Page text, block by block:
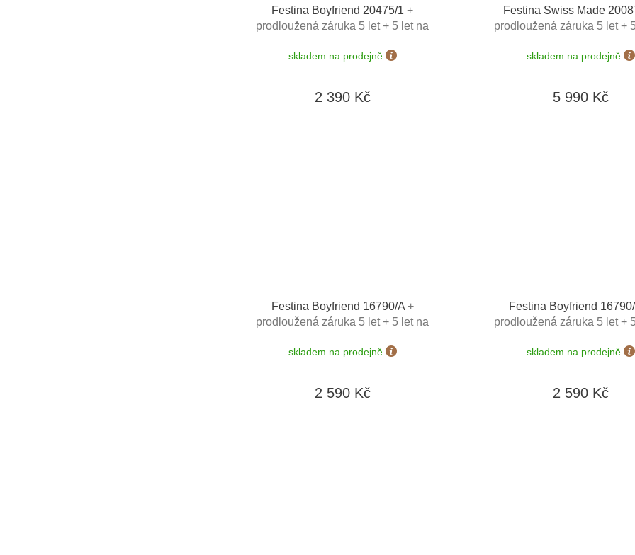
Festina Boyfriend 20475/1+
prodloužená záruka 5 let + 5 let na
výměny do 190 dní + zkrácení řemínku
skladem na prodejně
2 390 Kč
Festina Swiss Made
prodloužená záruka 5 let +
výměny do 90 dní
skladem na prodejně
5 990 Kč
Festina Boyfriend 16790/A +
prodloužená záruka 5 let + 5 let na
výměny do 190 dní + zkrácení řemínku
skladem na prodejně
2 590 Kč
Festina Boyfriend
prodloužená záruka 5 let +
výměny do 190 dní +
skladem na prodejně
2 590 Kč